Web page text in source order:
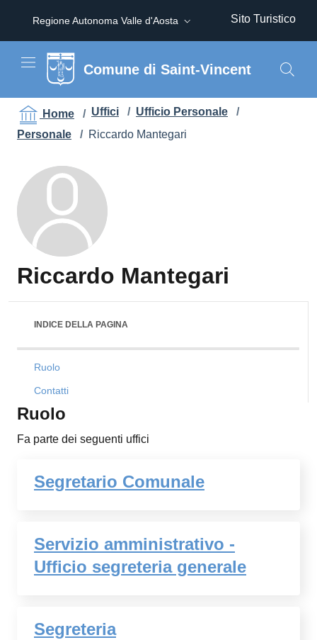
Regione Autonoma Valle d'Aosta Sito Turistico
Comune di Saint-Vincent
Home / Uffici / Ufficio Personale
/
Personale
/ Riccardo Mantegari
Riccardo Mantegari
INDICE DELLA PAGINA
Ruolo
Contatti
Ruolo
Fa parte dei seguenti uffici
Segretario Comunale
Servizio amministrativo -
Ufficio segreteria generale
Segreteria